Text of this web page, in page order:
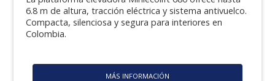
6.8 m de altura, tracción eléctrica y sistema antivuelco.
Compacta, silenciosa y segura para interiores en
Colombia.
MÁS INFORMACIÓN